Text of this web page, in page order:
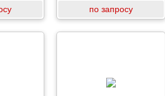
по запросу